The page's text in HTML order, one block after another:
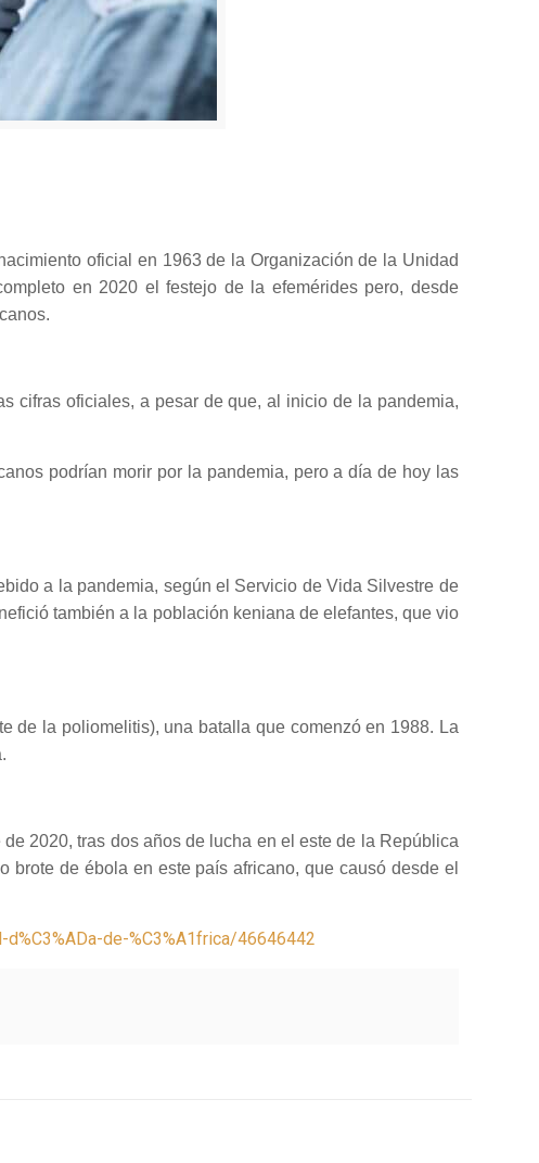
oficial en 1963 de la Organización de la Unidad
en 2020 el festejo de la efemérides pero, desde
cifras oficiales, a pesar de que, al inicio de la pandemia,
podrían morir por la pandemia, pero a día de hoy las
a la pandemia, según el Servicio de Vida Silvestre de
también a la población keniana de elefantes, que vio
de la poliomelitis), una batalla que comenzó en 1988. La
2020, tras dos años de lucha en el este de la República
de ébola en este país africano, que causó desde el
de-%C3%A1frica/46646442